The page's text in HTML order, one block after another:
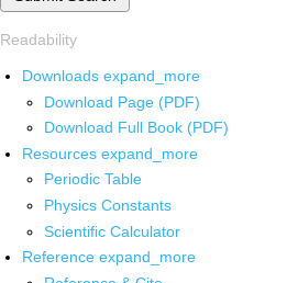
Readability
Downloads expand_more
Download Page (PDF)
Download Full Book (PDF)
Resources expand_more
Periodic Table
Physics Constants
Scientific Calculator
Reference expand_more